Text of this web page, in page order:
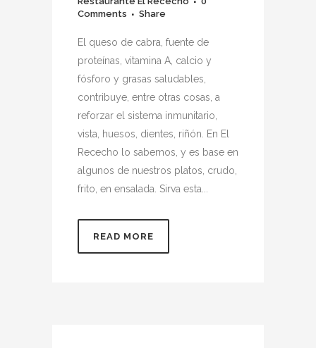
Comments
Share
El queso de cabra, fuente de
proteínas, vitamina A, calcio y
fósforo y grasas saludables,
contribuye, entre otras cosas, a
reforzar el sistema inmunitario,
vista, huesos, dientes, riñón. En El
Rececho lo sabemos, y es base en
algunos de nuestros platos, crudo,
frito, en ensalada. Sirva esta...
READ MORE